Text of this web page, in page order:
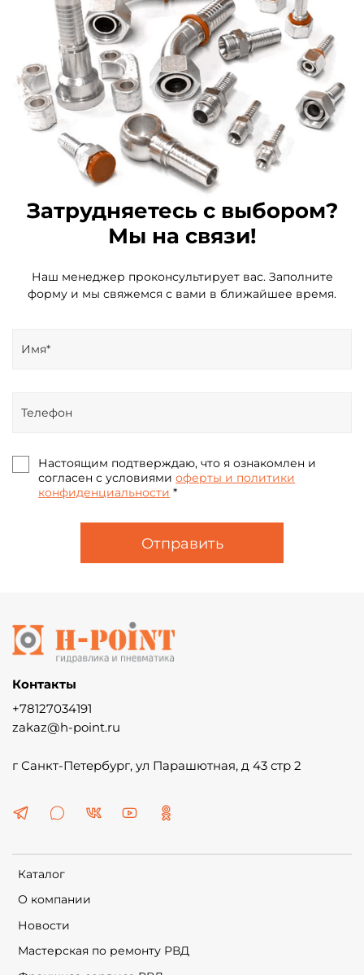
Затрудняетесь с выбором?
Мы на связи!
Наш менеджер проконсультирует вас. Заполните
форму и мы свяжемся с вами в ближайшее время.
Настоящим подтверждаю, что я ознакомлен и
согласен с условиямиоферты и политики
конфиденциальности *
Отправить
Каталог
О компании
Новости
Мастерская по ремонту РВД
Контакты
+78127034191
zakaz@h-point.ru
г Санкт-Петербург, ул Парашютная, д 43 стр 2